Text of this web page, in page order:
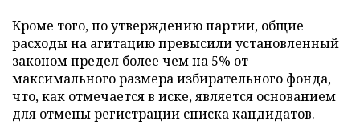
Кроме того, по утверждению партии, общие
расходы на агитацию превысили установленный
законом предел более чем на 5% от
максимального размера избирательного фонда,
что, как отмечается в иске, является основанием
для отмены регистрации списка кандидатов.